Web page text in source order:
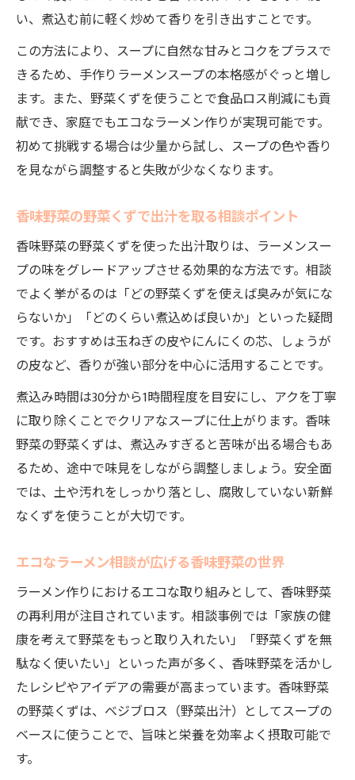
い、煮込む前に軽く炒めて香りを引き出すことです。
この方法により、スープに自然な甘みとコクをプラスで
きるため、手作りラーメンスープの本格感がぐっと増し
ます。また、野菜くずを使うことで食品ロス削減にも貢
献でき、家庭でもエコなラーメン作りが実現可能です。
初めて挑戦する場合は少量から試し、スープの色や香り
を見ながら調整すると失敗が少なくなります。
香味野菜の野菜くずで出汁を取る相談ポイント
香味野菜の野菜くずを使った出汁取りは、ラーメンスー
プの味をグレードアップさせる効果的な方法です。相談
でよく挙がるのは「どの野菜くずを使えば臭みが気にな
らないか」「どのくらい煮込めば良いか」といった疑問
です。おすすめは玉ねぎの皮やにんにくの芯、しょうが
の皮など、香りが強い部分を中心に活用することです。
煮込み時間は30分から1時間程度を目安にし、アクを丁寧
に取り除くことでクリアなスープに仕上がります。香味
野菜の野菜くずは、煮込みすぎると苦味が出る場合もあ
るため、途中で味見をしながら調整しましょう。安全面
では、土や汚れをしっかり落とし、腐敗していない新鮮
なくずを使うことが大切です。
エコなラーメン相談が広げる香味野菜の世界
ラーメン作りにおけるエコな取り組みとして、香味野菜
の再利用が注目されています。相談事例では「家族の健
康を考えて野菜をもっと取り入れたい」「野菜くずを無
駄なく使いたい」といった声が多く、香味野菜を活かし
たレシピやアイデアの需要が高まっています。香味野菜
の野菜くずは、ベジブロス（野菜出汁）としてスープの
ベースに使うことで、旨味と栄養を効率よく摂取可能で
す。